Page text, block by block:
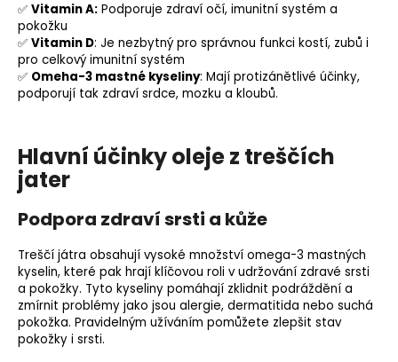
✅ Vitamin A: Podporuje zdraví očí, imunitní systém a
pokožku
✅ Vitamin D: Je nezbytný pro správnou funkci kostí, zubů i
pro celkový imunitní systém
✅ Omeha-3 mastné kyseliny: Mají protizánětlivé účinky,
podporují tak zdraví srdce, mozku a kloubů.
Hlavní účinky oleje z treščích
jater
Podpora zdraví srsti a kůže
Treščí játra obsahují vysoké množství omega-3 mastných
kyselin, které pak hrají klíčovou roli v udržování zdravé srsti
a pokožky. Tyto kyseliny pomáhají zklidnit podráždění a
zmírnit problémy jako jsou alergie, dermatitida nebo suchá
pokožka. Pravidelným užíváním pomůžete zlepšit stav
pokožky i srsti.